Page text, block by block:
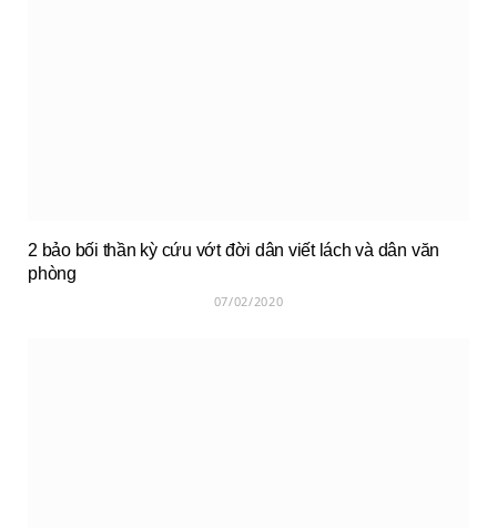
2 bảo bối thần kỳ cứu vớt đời dân viết lách và dân văn
phòng
07/02/2020